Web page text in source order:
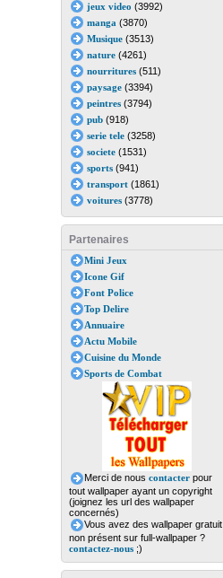
jeux video (3992)
manga (3870)
Musique(3513)
nature(4261)
nourritures(511)
paysage(3394)
peintres(3794)
pub(918)
serie tele(3258)
societe(1531)
sports(941)
transport(1861)
voitures(3778)
Partenaires
Mini Jeux
Icone Gif
Font Police
Top Delire
Annuaire
Actu Mobile
Cuisine du Monde
Sports de Combat
Merci de nous contacterpour
tout wallpaper ayant un copyright
(joignez les url des wallpaper
concernés)
Vous avez des wallpaper gratuit
non présent sur full-wallpaper ?
contactez-nous;)